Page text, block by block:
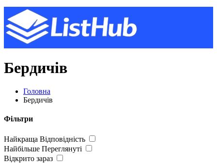
Бердичів
Головна
Бердичів
Фільтри
Найкраща Відповідність
Найбільше Переглянуті
Відкрито зараз